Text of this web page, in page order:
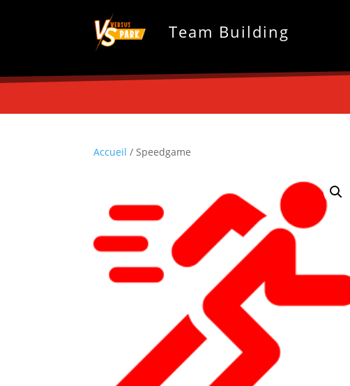
Team Building
Accueil / Speedgame